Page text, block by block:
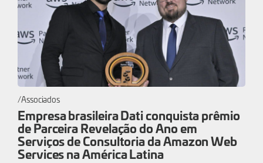
Associados
Empresa brasileira Dati conquista prêmio
de Parceira Revelação do Ano em
Serviços de Consultoria da Amazon Web
Services na América Latina